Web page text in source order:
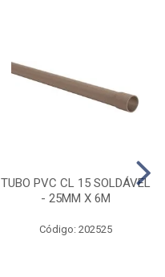
TUBO PVC CL 15 SOLDÁVEL
- 25MM X 6M
Código: 202525